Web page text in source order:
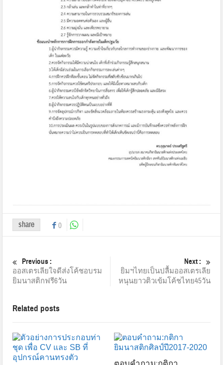
share 0
Previous :
ออสเตรเลียใจดีส่งโค้ชอบรม
ยิมนาสติกฟรี6วัน
Next :
ยิมฯไทยเป็นปลื้มออสเตรเลีย
หนุนยาวติวเข้มโค้ชไทย45วัน
Related posts